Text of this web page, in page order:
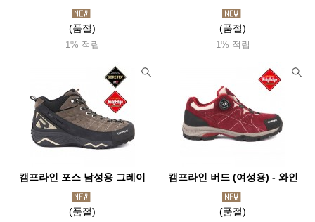
(품절)
1% 적립
(품절)
1% 적립
캠프라인 포스 남성용 그레이
(품절)
캠프라인 버드 (여성용) - 와인
(품절)